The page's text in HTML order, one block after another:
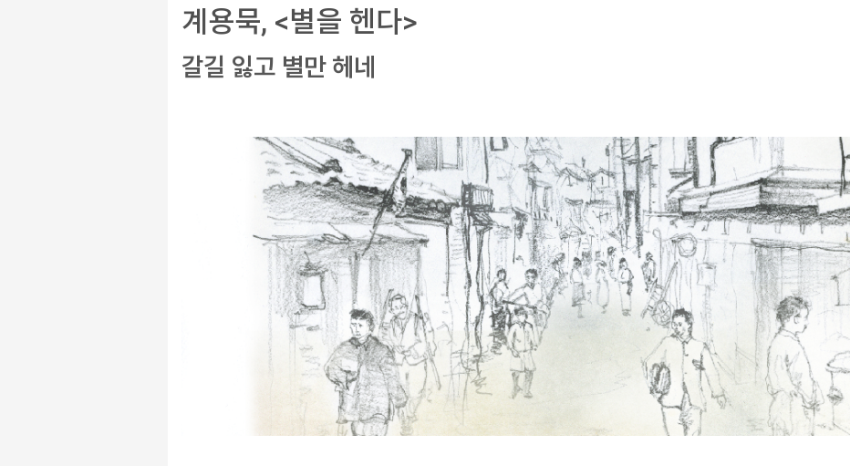
계용묵, <별을 헨다>
갈길 잃고 별만 헤네